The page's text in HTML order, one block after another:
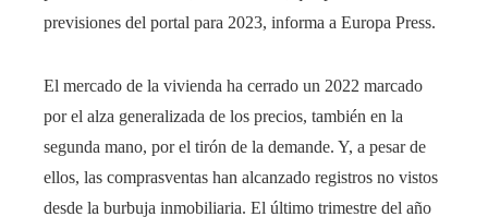
previsiones del portal para 2023, informa a Europa Press.
El mercado de la vivienda ha cerrado un 2022 marcado
por el alza generalizada de los precios, también en la
segunda mano, por el tirón de la demande. Y, a pesar de
ellos, las comprasventas han alcanzado registros no vistos
desde la burbuja inmobiliaria. El último trimestre del año